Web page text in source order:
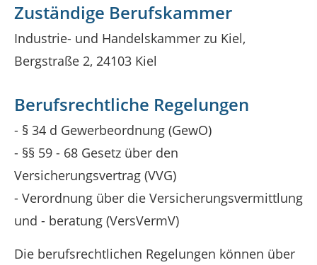
Zuständige Berufskammer
Industrie- und Handelskammer zu Kiel,
Bergstraße 2, 24103 Kiel
Berufsrechtliche Regelungen
- § 34 d Gewerbeordnung (GewO)
- §§ 59 - 68 Gesetz über den
Versicherungsvertrag (VVG)
- Verordnung über die Versicherungsvermittlung
und - beratung (VersVermV)
Die berufsrechtlichen Regelungen können über